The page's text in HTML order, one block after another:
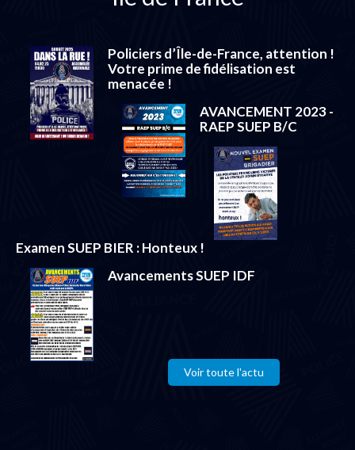
Policiers d’Île-de-France, attention !
Votre prime de fidélisation est
menacée !
AVANCEMENT 2023 -
RAEP SUEP B/C
Examen SUEP BIER : Honteux !
Avancements SUEP IDF
Voir toute l'actu